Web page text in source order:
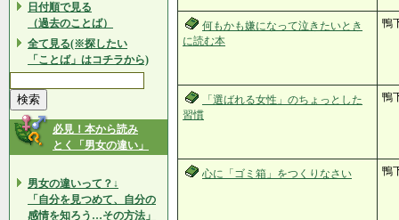
日付順で見る
（過去のことば）
全て見る(※探したい
「ことば」はコチラから)
必見！本から読み
とく「男女の違い」
男女の違いって？↓
「自分を見つめて、自分の
感情を知ろう…その方法」
何もかも嫌になって泣きたいとき
に読む本
鴨
「選ばれる女性」のちょっとした
習慣
鴨
心に「ゴミ箱」をつくりなさい 鴨